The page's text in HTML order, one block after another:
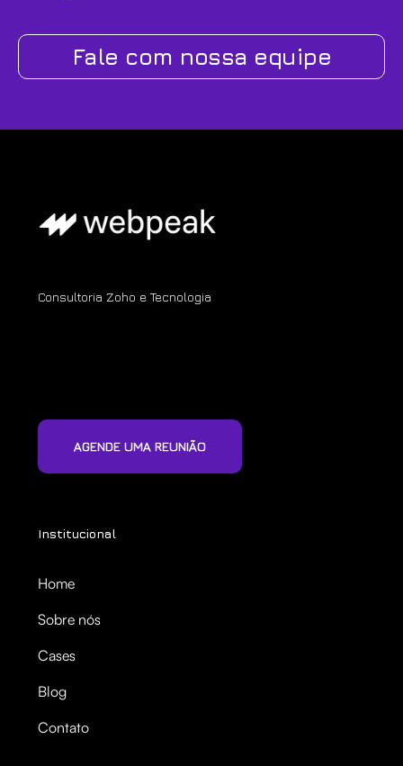
Fale com nossa equipe
Consultoria Zoho e Tecnologia
AGENDE UMA REUNIÃO
Institucional
Home
Sobre nós
Cases
Blog
Contato